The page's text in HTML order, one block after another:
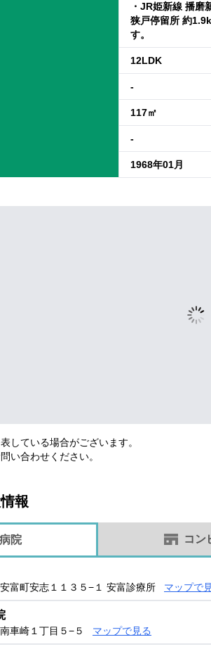
・JR姫新線 播
狭戸停留所 約
す。
12LDK
-
117㎡
-
1968年01月
している場合がございます。
い合わせください。
報
病院 コン
富町安志１１３５−１ 安富診療所 マップで
車崎１丁目５−５ マップで見る